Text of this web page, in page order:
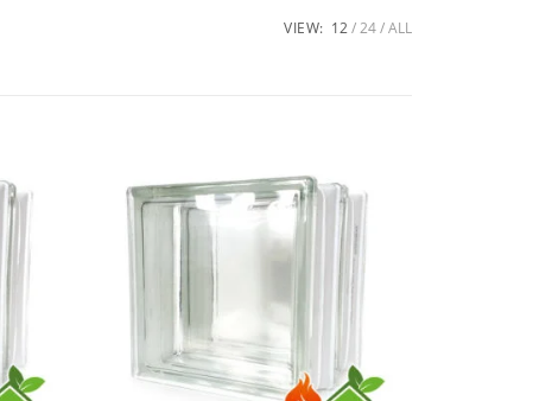
VIEW: 12 24 ALL